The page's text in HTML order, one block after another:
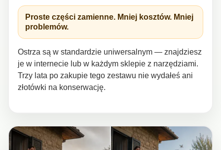
Proste części zamienne. Mniej kosztów. Mniej
problemów.
Ostrza są w standardzie uniwersalnym — znajdziesz
je w internecie lub w każdym sklepie z narzędziami.
Trzy lata po zakupie tego zestawu nie wydałeś ani
złotówki na konserwację.